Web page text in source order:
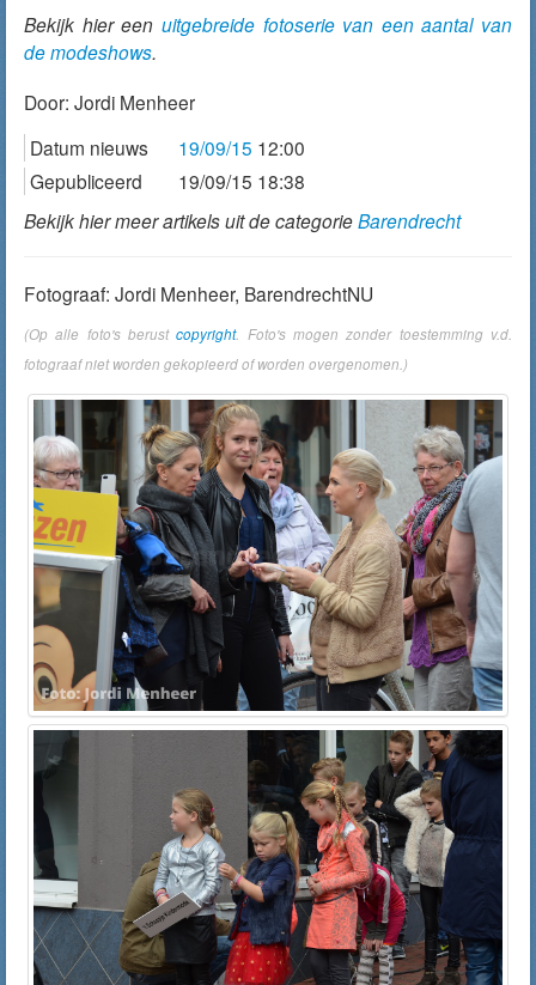
Bekijk hier een uitgebreide fotoserie van een aantal van
de modeshows.
Door: Jordi Menheer
Datum nieuws
19/09/15 12:00
Gepubliceerd
19/09/15 18:38
Bekijk hier meer artikels uit de categorieBarendrecht
Fotograaf: Jordi Menheer, BarendrechtNU
(Op alle foto's berustcopyright. Foto's mogen zonder toestemming v.d.
fotograaf niet worden gekopieerd of worden overgenomen.)